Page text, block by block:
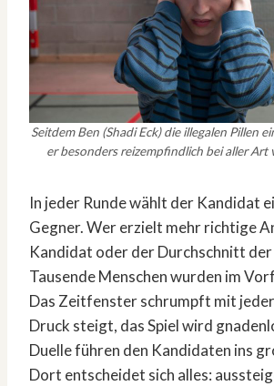
Seitdem Ben (Shadi Eck) die illegalen Pillen
er besonders reizempfindlich bei aller Art
In jeder Runde wählt der Kandidat
Gegner. Wer erzielt mehr richtige
Kandidat oder der Durchschnitt der
Tausende Menschen wurden im
Das Zeitfenster schrumpft mit
Druck steigt, das Spiel wird
Duelle führen den Kandidaten ins
Dort entscheidet sich alles: